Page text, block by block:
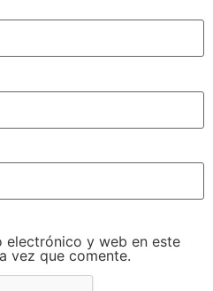
electrónico y web en este
vez que comente.